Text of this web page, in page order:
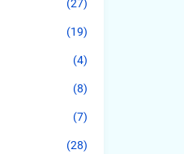
(27)
(19)
(4)
(8)
(7)
(28)